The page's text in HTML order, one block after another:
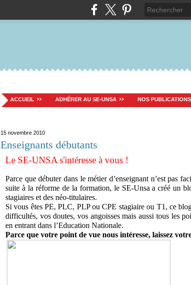
ACCUEIL ADHÉRER AU SE-UNSA NOS PUBLICATIONS
15 novembre 2010
Enseignants débutants
Le SE-UNSA s'intéresse à vous !
Parce que débuter dans le métier d’enseignant n’est pas
suite à la réforme de la formation, le SE-Unsa a créé un
stagiaires et des néo-titulaires.
Si vous êtes PE, PLC, PLP ou CPE stagiaire ou T1, ce
difficultés, vos doutes, vos angoisses mais aussi tous les
en entrant dans l’Education Nationale.
Parce que votre point de vue nous intéresse, laissez